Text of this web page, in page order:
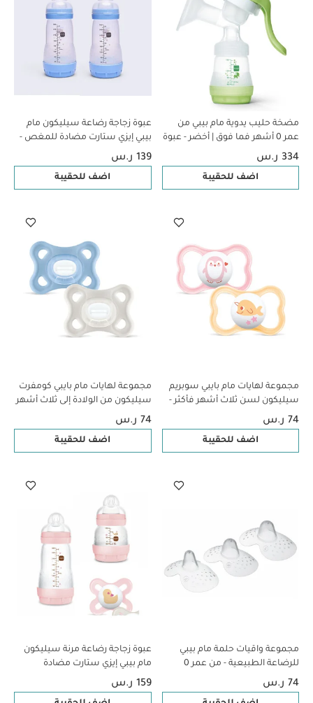
مضخة حليب يدوية مام بيبي من
عمر 0 ​​أشهر فما فوق | أخضر - عبوة
من قطعة واحدة
334 ر.س
اضف للحقيبة
عبوة زجاجة رضاعة سيليكون مام
بيبي إيزي ستارت مضادة للمغص -
لايف بلو وبيج - 260 مل - قطعتين
139 ر.س
اضف للحقيبة
مجموعة لهايات مام بايبي سوبريم
سيليكون لسن ثلاث أشهر فأكثر -
سي لايف بينك وأصفر، قطعتين
74 ر.س
اضف للحقيبة
مجموعة لهايات مام بايبي كومفرت
سيليكون من الولادة إلى ثلاث أشهر
- سي لايف بلو وبيج، قطعتين
74 ر.س
اضف للحقيبة
مجموعة واقيات حلمة مام بيبي
عبوة من 3 قطع
74 ر.س
عبوة زجاجة رضاعة مرنة سيليكون
مام بيبي إيزي ستارت مضادة
للمغص - من سن الولادة فما فوق
| سي لايف بينك - 3 قطع
159 ر.س